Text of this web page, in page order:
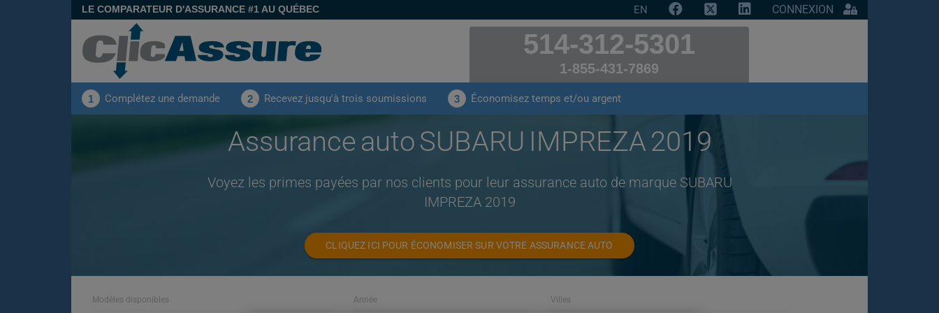
LE COMPARATEUR D'ASSURANCE #1 AU QUÉBEC EN CONNEXION
514-312-5301
1-855-431-7869
1 Complétez une demande 2 Recevez jusqu'à trois soumissions 3 Économisez temps et/ou argent
Assurance auto SUBARU IMPREZA 2019
Voyez les primes payées par nos clients pour leur assurance auto de marque SUBARU
IMPREZA 2019
CLIQUEZ ICI POUR ÉCONOMISER SUR VOTRE ASSURANCE AUTO
Modèles disponibles Année Villes